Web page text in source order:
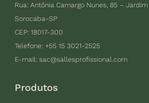
Rua: Antônia Camargo Nunes, 85 –
Sorocaba-SP
CEP: 18017-300
Telefone: +55 15 3021-2525
E-mail: sac@sallesprofissional.com
Produtos